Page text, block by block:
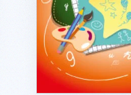
Подробнее...